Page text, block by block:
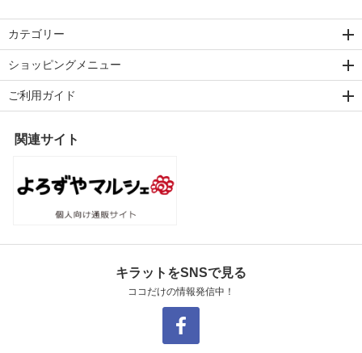
カテゴリー
ショッピングメニュー
ご利用ガイド
関連サイト
キラットをSNSで見る
ココだけの情報発信中！